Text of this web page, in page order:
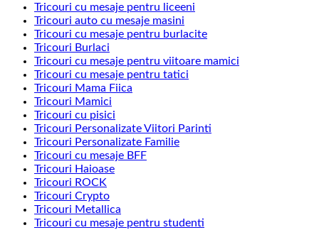
Tricouri cu mesaje pentru liceeni
Tricouri auto cu mesaje masini
Tricouri cu mesaje pentru burlacite
Tricouri Burlaci
Tricouri cu mesaje pentru viitoare mamici
Tricouri cu mesaje pentru tatici
Tricouri Mama Fiica
Tricouri Mamici
Tricouri cu pisici
Tricouri Personalizate Viitori Parinti
Tricouri Personalizate Familie
Tricouri cu mesaje BFF
Tricouri Haioase
Tricouri ROCK
Tricouri Crypto
Tricouri Metallica
Tricouri cu mesaje pentru studenti